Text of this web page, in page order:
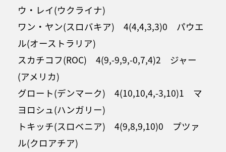
ウ・レイ(ウクライナ)
ワン・ヤン(スロバキア) 4(4,4,3,3)0 パウエ
ル(オーストラリア)
スカチコフ(ROC) 4(9,-9,9,-0,7,4)2 ジャー
(アメリカ)
グロート(デンマーク) 4(10,10,4,-3,10)1 マ
ヨロシュ(ハンガリー)
トキッチ(スロベニア) 4(9,8,9,10)0 プツァ
ル(クロアチア)